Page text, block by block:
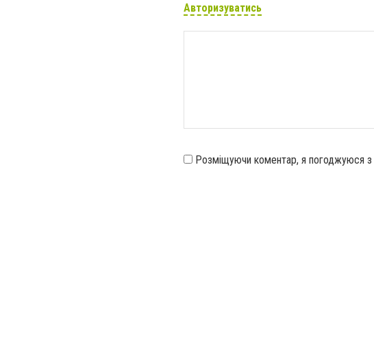
Авторизуватись
Розміщуючи коментар, я погоджуюся з